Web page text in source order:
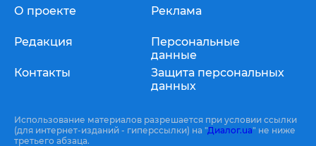
О проекте
Редакция
Контакты
Реклама
Персональные
данные
Защита персональных
данных
Использование материалов разрешается при условии ссылки
(для интернет-изданий - гиперссылки) на "Диалог.ua" не ниже
третьего абзаца.